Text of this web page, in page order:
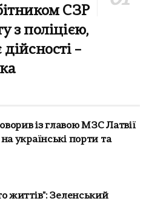
СЗР
з поліцією,
–
із главою МЗС Латвії
українські порти та
життів": Зеленський